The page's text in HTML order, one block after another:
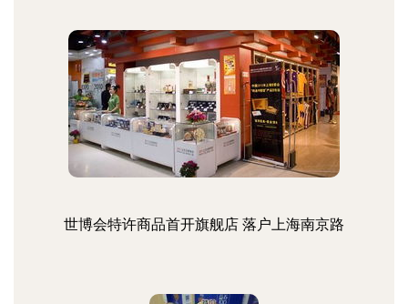
世博会特许商品首开旗舰店 落户上海南京路